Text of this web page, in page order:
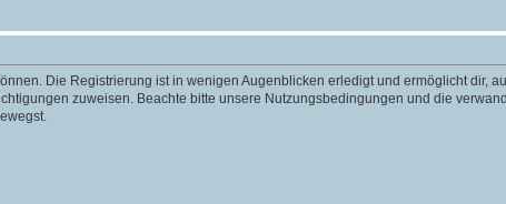
Die Registrierung ist in wenigen Augenblicken erledigt und ermöglicht dir,
zuweisen. Beachte bitte unsere Nutzungsbedingungen und die